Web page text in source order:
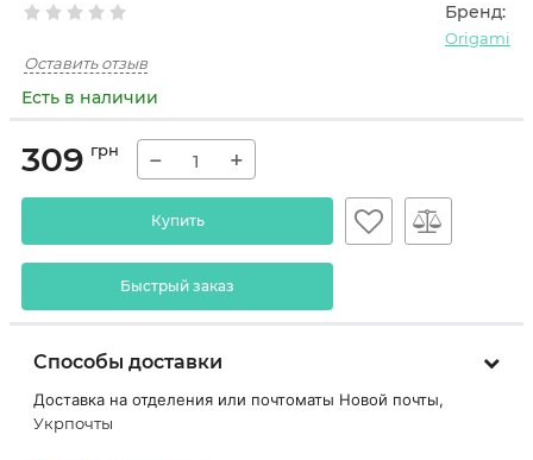
Бренд:
Origami
Оставить отзыв
Есть в наличии
309 грн − +
Купить
Быстрый заказ
Способы доставки
Доставка на отделения или почтоматы Новой почты,
Укрпочты